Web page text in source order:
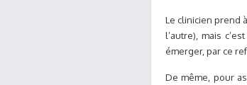
Le clinicien prend
l’autre), mais
émerger, par ce
De même, pour